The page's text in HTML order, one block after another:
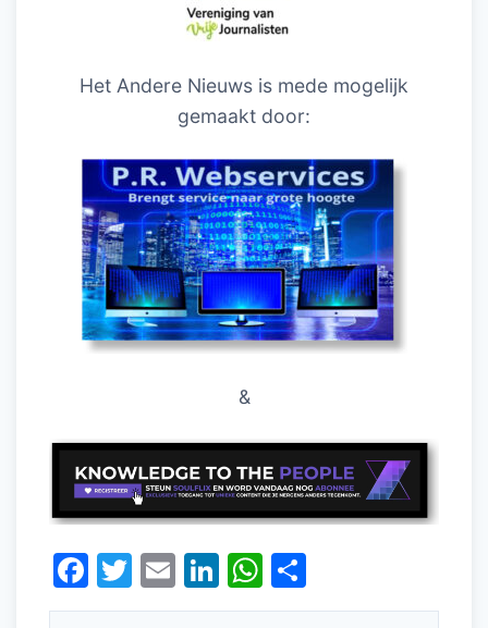
Het Andere Nieuws is mede mogelijk
gemaakt door:
&
F
a
T
w
E
m
Li
n
W
h el